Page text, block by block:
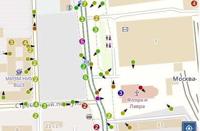
3
4
5
2
5
3
2
3
7
3
4
2
2
4 3
2
2
2
2
2